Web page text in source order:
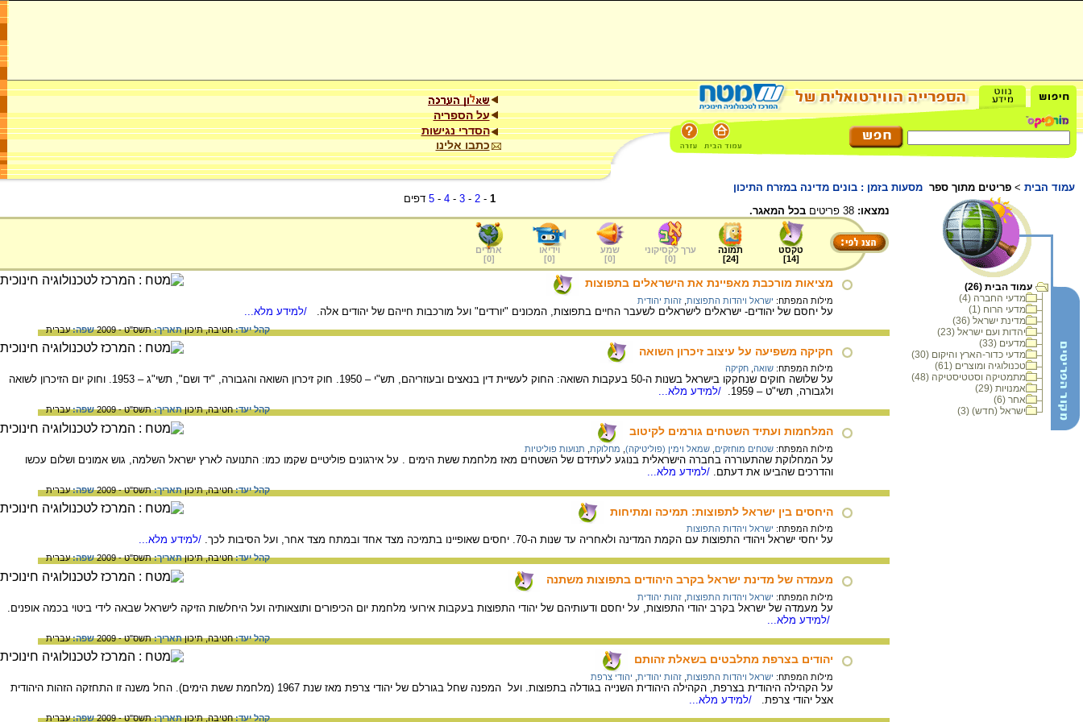
על הספריה
הסדרי נגישות
כתבו אלינו
עמוד הבית > פריטים מתוך ספר מסעות בזמן : בונים מדינה במזרח התיכון
עמוד הבית (26)
מדעי החברה (4)
מדעי הרוח (1)
מדינת ישראל (36)
יהדות ועם ישראל (23)
מדעים (33)
מדעי כדור-הארץ והיקום (30)
טכנולוגיה ומוצרים (61)
מתמטיקה וסטטיסטיקה (48)
אמנויות (29)
אחר (6)
ישראל (חדש) (3)
1
-
2
-
3
-
4
-
5 דפים
נמצאו:
בכל המאגר.
טקסט
[
14
]
תמונה
[
24
]
ערך לקסיקוני
[
0
]
שמע
[
0
]
וידיאו
[
0
]
אתרים
[
0
]
מציאות מורכבת מאפיינת את הישראלים בתפוצות
מילות המפתח: ישראל ויהדות התפוצות זהות יהודית
על יחסם של יהודים- ישראלים לישראלים לשעבר החיים בתפוצות, המכונים "יורדים" ועל מורכבות חייהם של יהודים אלה. /למידע מלא...
קהל יעד:חטיבה,תיכוןתאריך:תשס"ט - 2009 שפה:עברית
חקיקה משפיעה על עיצוב זיכרון השואה
מילות המפתח: שואה חקיקה
על שלושה חוקים שנחקקו בישראל בשנות ה-50 בעקבות השואה: החוק לעשיית דין בנאצים ובעוזריהם, תש"י – 1950. חוק זיכרון השואה והגבורה, "יד ושם", תשי"ג – 1953. וחוק יום הזיכרון לשואה
ולגבורה, תשי"ט – 1959.
/למידע מלא...
קהל יעד:חטיבה,תיכוןתאריך:תשס"ט - 2009 שפה:עברית
המלחמות ועתיד השטחים גורמים לקיטוב
מילות המפתח: שטחים מוחזקים שמאל וימין (פוליטיקה) מחלוקת תנועות פוליטיות
על המחלוקת שהתעוררה בחברה הישראלית בנוגע לעתידם של השטחים מאז מלחמת ששת הימים . על אירגונים פוליטיים שקמו כמו: התנועה לארץ ישראל השלמה, גוש אמונים ושלום עכשו
והדרכים שהביעו את דעתם. /למידע מלא...
קהל יעד:חטיבה,תיכוןתאריך:תשס"ט - 2009 שפה:עברית
היחסים בין ישראל לתפוצות: תמיכה ומתיחות
מילות המפתח: ישראל ויהדות התפוצות
על יחסי ישראל ויהודי התפוצות עם הקמת המדינה ולאחריה עד שנות ה-70. יחסים שאופיינו בתמיכה מצד אחד ובמתח מצד אחר, ועל הסיבות לכך. /למידע מלא...
קהל יעד:חטיבה,תיכוןתאריך:תשס"ט - 2009 שפה:עברית
מעמדה של מדינת ישראל בקרב היהודים בתפוצות משתנה
מילות המפתח: ישראל ויהדות התפוצות זהות יהודית
על מעמדה של ישראל בקרב יהודי התפוצות, על יחסם ודעותיהם של יהודי התפוצות בעקבות אירועי מלחמת יום הכיפורים ותוצאותיה ועל היחלשות הזיקה לישראל שבאה לידי ביטוי בכמה אופנים.
/למידע מלא...
קהל יעד:חטיבה,תיכוןתאריך:תשס"ט - 2009 שפה:עברית
יהודים בצרפת מתלבטים בשאלת זהותם
מילות המפתח: ישראל ויהדות התפוצות זהות יהודית יהודי צרפת
על הקהילה היהודית בצרפת, הקהילה היהודית השנייה בגודלה בתפוצות. ועל המפנה שחל בגורלם של יהודי צרפת מאז שנת 1967 (מלחמת ששת הימים). החל משנה זו התחזקה הזהות היהודית
אצל יהודי צרפת.
/למידע מלא...
קהל יעד:חטיבה,תיכוןתאריך:תשס"ט - 2009 שפה:עברית